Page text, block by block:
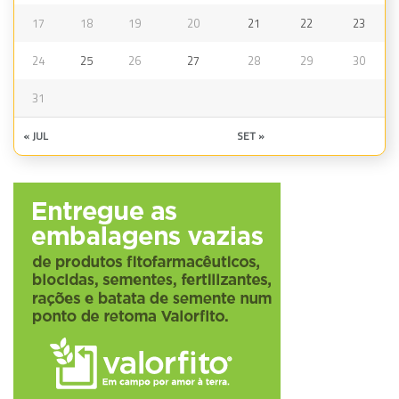
17 18 19 20 21 22 23
24 25 26 27 28 29 30
31
« JUL SET »